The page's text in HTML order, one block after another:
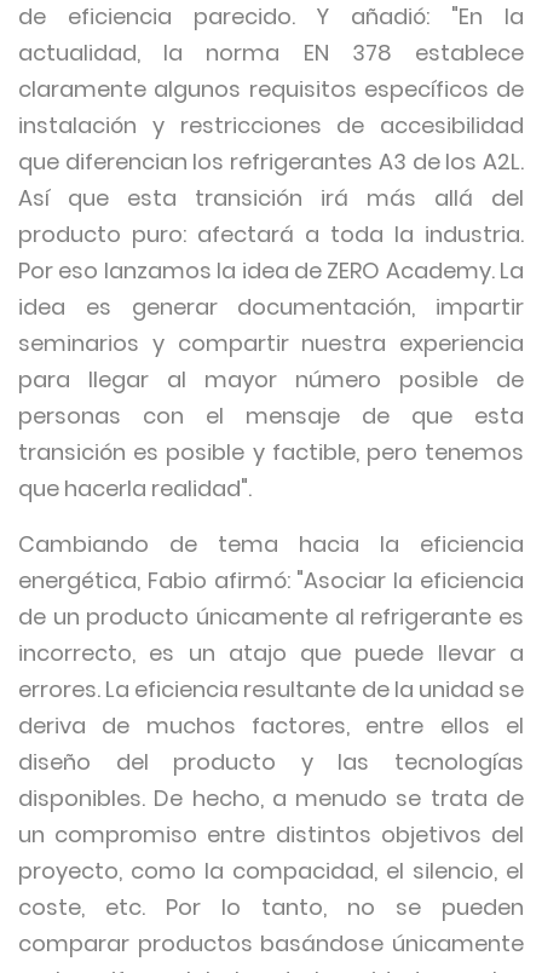
de eficiencia parecido. Y añadió: "En la
actualidad, la norma EN 378 establece
claramente algunos requisitos específicos de
instalación y restricciones de accesibilidad
que diferencian los refrigerantes A3 de los A2L.
Así que esta transición irá más allá del
producto puro: afectará a toda la industria.
Por eso lanzamos la idea de ZERO Academy. La
idea es generar documentación, impartir
seminarios y compartir nuestra experiencia
para llegar al mayor número posible de
personas con el mensaje de que esta
transición es posible y factible, pero tenemos
que hacerla realidad".
Cambiando de tema hacia la eficiencia
energética, Fabio afirmó: "Asociar la eficiencia
de un producto únicamente al refrigerante es
incorrecto, es un atajo que puede llevar a
errores. La eficiencia resultante de la unidad se
deriva de muchos factores, entre ellos el
diseño del producto y las tecnologías
disponibles. De hecho, a menudo se trata de
un compromiso entre distintos objetivos del
proyecto, como la compacidad, el silencio, el
coste, etc. Por lo tanto, no se pueden
comparar productos basándose únicamente